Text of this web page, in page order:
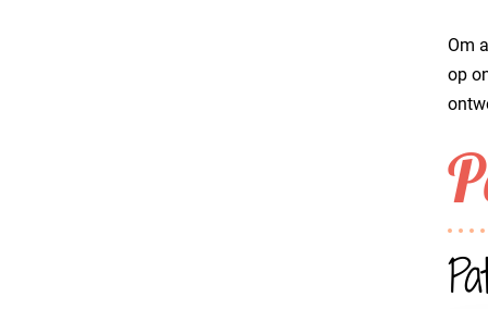
Om
op